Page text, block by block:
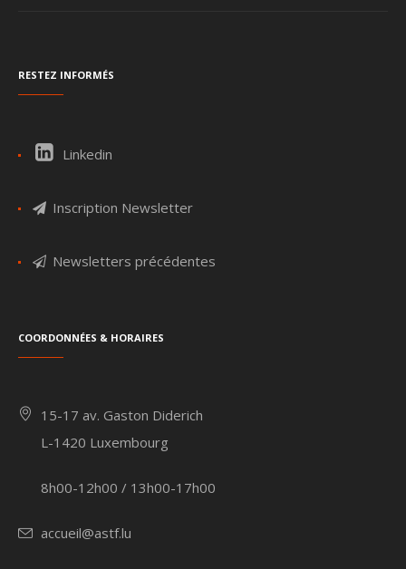
Restez informés
Linkedin
Inscription Newsletter
Newsletters précédentes
Coordonnées & Horaires
15-17 av. Gaston Diderich
L-1420 Luxembourg
8h00-12h00 / 13h00-17h00
accueil@astf.lu